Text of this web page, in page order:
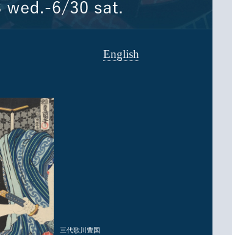
English
三代歌川豊国